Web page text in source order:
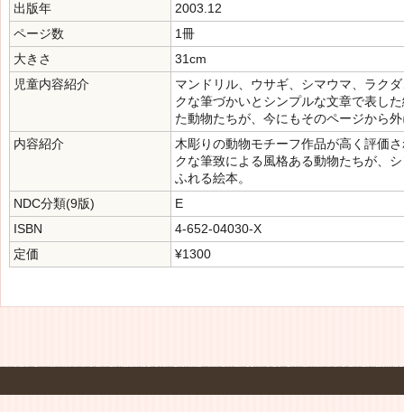
出版年
2003.12
ページ数
1冊
大きさ
31cm
児童内容紹介
マンドリル、ウサギ、シマウマ、ラク
クな筆づかいとシンプルな文章で表し
た動物たちが、今にもそのページから
内容紹介
木彫りの動物モチーフ作品が高く評価
クな筆致による風格ある動物たちが、
ふれる絵本。
NDC分類(9版)
E
ISBN
4-652-04030-X
定価
¥1300